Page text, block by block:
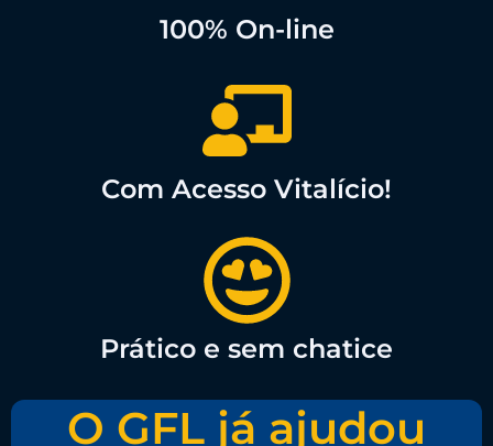
100% On-line
Com Acesso Vitalício!
Prático e sem chatice
O GFL já ajudou